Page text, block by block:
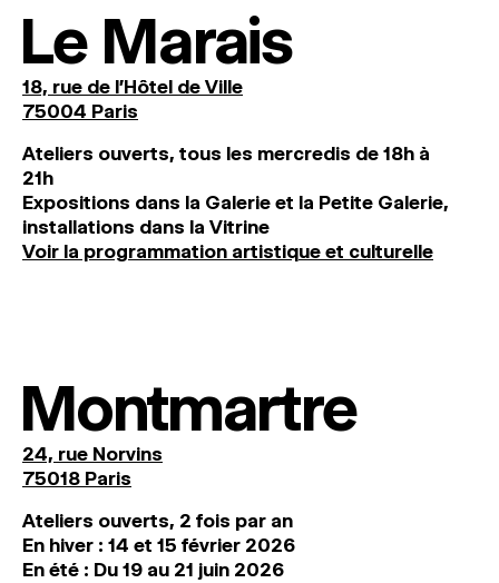
Le Marais
18, rue de l'Hôtel de Ville
75004 Paris
Ateliers ouverts, tous les mercredis de 18h à
21h
Expositions dans la Galerie et la Petite Galerie,
installations dans la Vitrine
Voir la programmation artistique et culturelle
Montmartre
24, rue Norvins
75018 Paris
Ateliers ouverts, 2 fois par an
En hiver : 14 et 15 février 2026
En été : Du 19 au 21 juin 2026